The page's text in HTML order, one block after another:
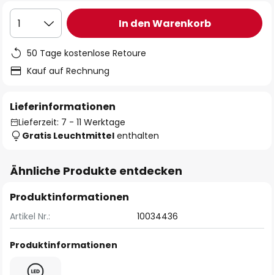
1 In den Warenkorb
50 Tage kostenlose Retoure
Kauf auf Rechnung
Lieferinformationen
Lieferzeit: 7 - 11 Werktage
Gratis Leuchtmittel enthalten
Ähnliche Produkte entdecken
Produktinformationen
Artikel Nr.: 10034436
Produktinformationen